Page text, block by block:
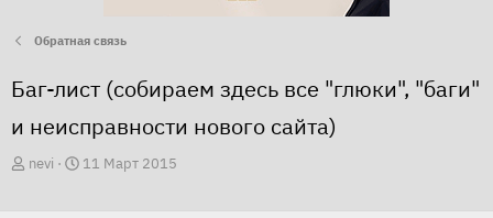
Обратная связь
Баг-лист (собираем здесь все "глюки", "баги"
и неисправности нового сайта)
А
nevi
Д11 Март 2015